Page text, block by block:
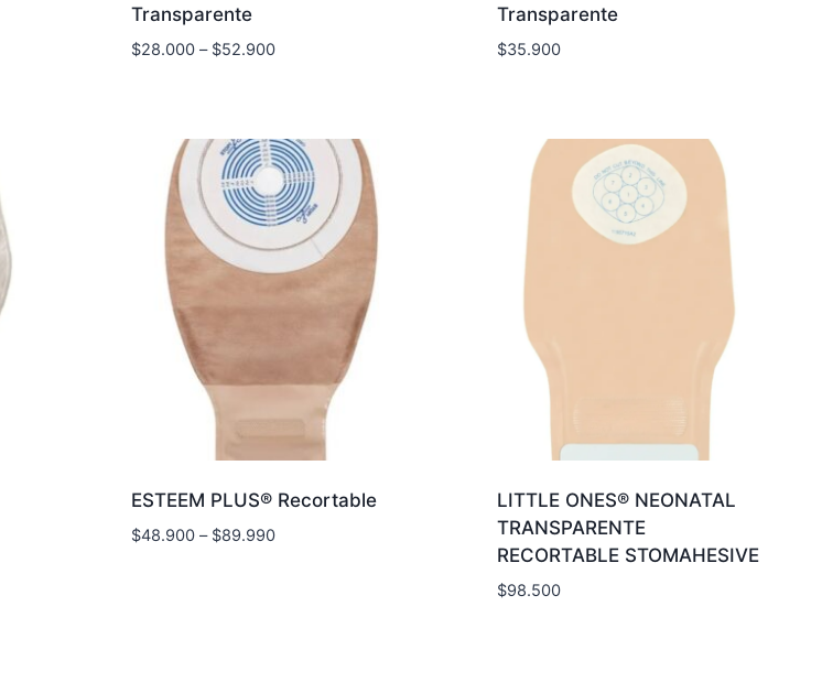
Transparente
$28.000– $52.900
Transparente
$35.900
ESTEEM PLUS® Recortable
$48.900– $89.990
LITTLE ONES® NEONATAL
TRANSPARENTE
RECORTABLE STOMAHESIVE
$98.500